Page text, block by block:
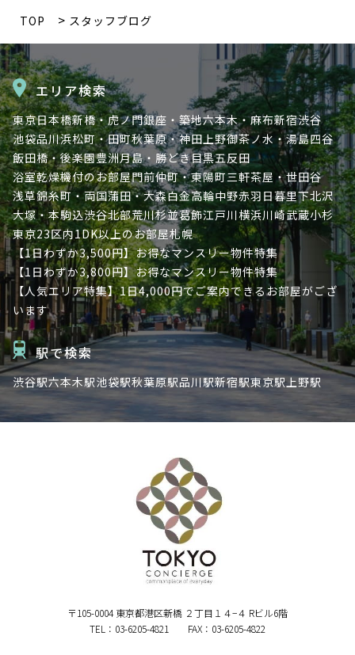
TOP スタッフブログ
エリア検索
東京日本橋新橋・虎ノ門銀座・築地六本木・麻布新宿渋谷
池袋品川浜松町・田町秋葉原・神田上野御茶ノ水・湯島四谷
飯田橋・後楽園豊洲月島・勝どき目黒五反田
浴室乾燥機付のお部屋門前仲町・東陽町三軒茶屋・世田谷
浅草錦糸町・両国蒲田・大森白金高輪中野赤羽 日暮里下北沢
大塚・本駒込渋谷北部荒川杉並葛飾江戸川横浜川崎武蔵小杉
東京23区内1DK以上のお部屋札幌
【1日わずか3,500円】お得なマンスリー物件特集
【1日わずか3,800円】お得なマンスリー物件特集
【人気エリア特集】1日4,000円でご案内できるお部屋がござ
います
駅で検索
渋谷駅六本木駅池袋駅秋葉原駅品川駅新宿駅東京駅上野駅
〒105-0004 東京都港区新橋 ２丁目１４−４ Rビル6階
TEL：03-6205-4821 FAX：03-6205-4822